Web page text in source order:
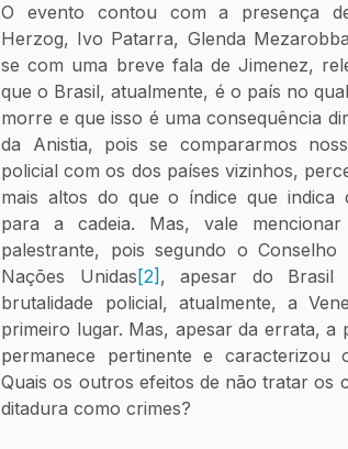
O evento contou com a presença
Herzog, Ivo Patarra, Glenda
se com uma breve fala de Jimenez,
que o Brasil, atualmente, é o país no
morre e que isso é uma consequência
da Anistia, pois se compararmos
policial com os dos países vizinhos,
mais altos do que o índice que indica
para a cadeia. Mas, vale
palestrante, pois segundo o
Nações Unidas [2] , apesar do Brasil
brutalidade policial, atualmente, a
primeiro lugar. Mas, apesar da errata, a
permanece pertinente e
Quais os outros efeitos de não tratar os
ditadura como crimes?